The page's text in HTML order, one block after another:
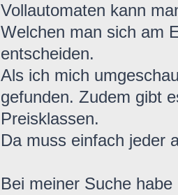
Vollautomaten kann
Welchen man sich am
entscheiden.
Als ich mich
gefunden. Zudem gibt
Preisklassen.
Da muss einfach jeder
Bei meiner Suche